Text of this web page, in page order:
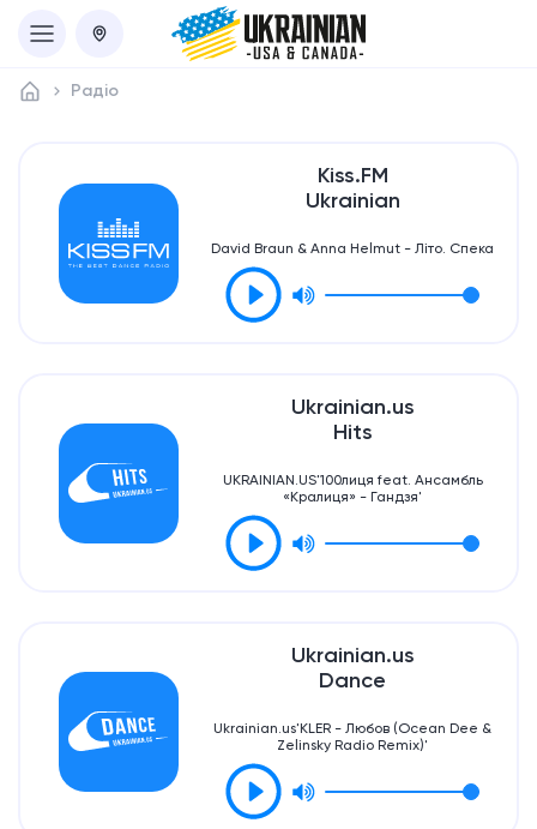
Радіо
Kiss.FM
Ukrainian
David Braun & Anna Helmut - Літо. Спека
Ukrainian.us
Hits
UKRAINIAN.US'100лиця feat. Ансамбль
«Кралиця» - Гандзя'
Ukrainian.us
Dance
Ukrainian.us'KLER - Любов (Ocean Dee &
Zelinsky Radio Remix)'